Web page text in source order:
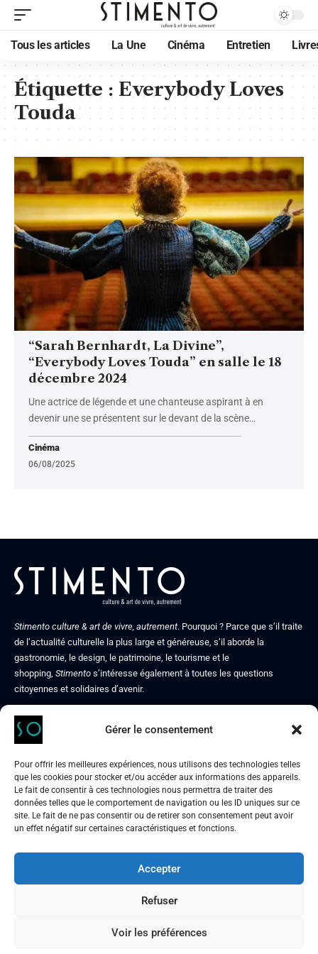
Gérer le consentement
Pour offrir les meilleures expériences, nous utilisons des technologies telles
que les cookies pour stocker et/ou accéder aux informations des appareils.
Le fait de consentir à ces technologies nous permettra de traiter des
données telles que le comportement de navigation ou les ID uniques sur ce
site. Le fait de ne pas consentir ou de retirer son consentement peut avoir
un effet négatif sur certaines caractéristiques et fonctions.
Accepter
Refuser
Voir les préférences
Tous les articles La Une Cinéma Entretien
Étiquette : Everybody Loves
Touda
“Sarah Bernhardt, La Divine”,
“Everybody Loves Touda” en salle le 18
décembre 2024
Une actrice de légende et une chanteuse aspirant à en
devenir une se présentent sur le devant de la scène…
Cinéma
06/08/2025
Stimento culture & art de vivre, autrement. Pourquoi ? Parce que s’il traite
de l’actualité culturelle la plus large et généreuse, s’il aborde la
gastronomie, le design, le patrimoine, le tourisme et le
shopping, Stimento s’intéresse également à toutes les questions
citoyennes et solidaires d’avenir.
Contact
Politique de confidentialité
À propos de nous